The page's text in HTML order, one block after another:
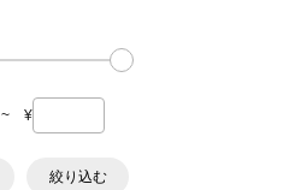
~ ¥
絞り込む